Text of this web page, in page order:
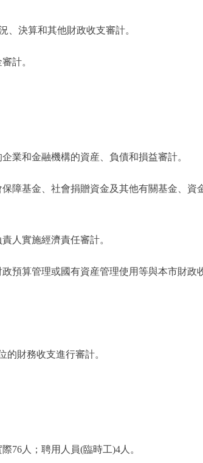
決算和其他財政收支審計。
計。
和金融機構的資産、負債和損益審計。
基金、社會捐贈資金及其他有關基金、資
人實施經濟責任審計。
算管理或國有資産管理使用等與本市財政
財務收支進行審計。
人；聘用人員(臨時工)4人。